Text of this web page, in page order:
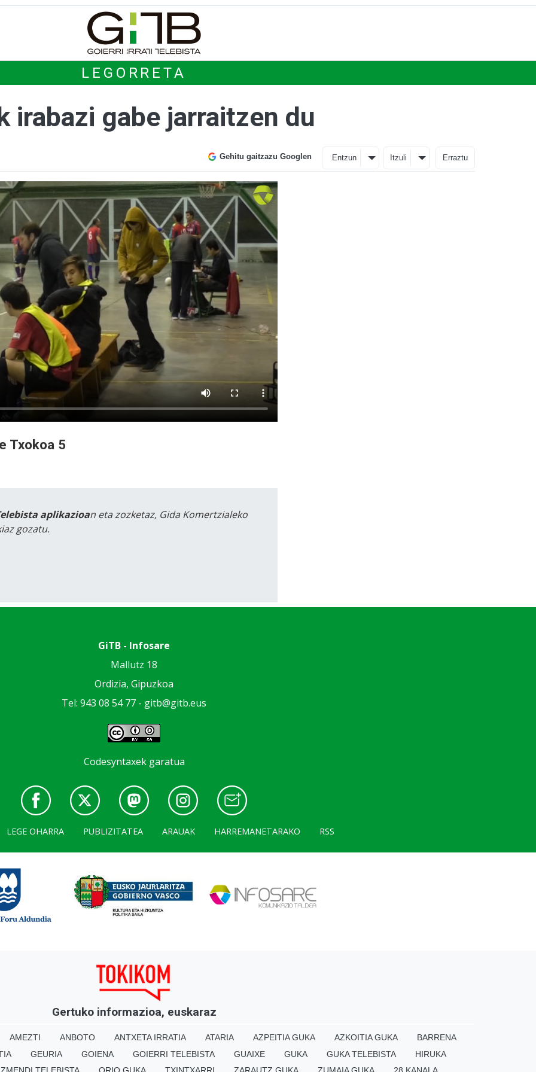
LEGORRETA
irabazi gabe jarraitzen du
Gehitu gaitzazu Googlen Entzun Itzuli Erraztu
Txokoa 5
aplikazioan eta zozketaz, Gida Komertzialeko
gozatu.
GiTB - Infosare
Mallutz 18
Ordizia, Gipuzkoa
Tel: 943 08 54 77 - gitb@gitb.eus
Codesyntaxek garatua
LEGE OHARRA PUBLIZITATEA ARAUAK HARREMANETARAKO RSS
Gertuko informazioa, euskaraz
AMEZTI ANBOTO ANTXETA IRRATIA ATARIA AZPEITIA GUKA AZKOITIA GUKA
BARRENA
GEURIA GOIENA GOIERRI TELEBISTA GUAIXE GUKA GUKA TELEBISTA
HIRUKA